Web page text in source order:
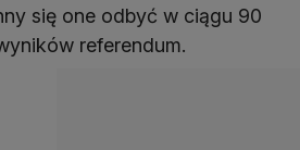
się one odbyć w ciągu 90
referendum.